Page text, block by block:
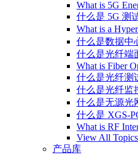
What is 5G
什么是 5G 测
What is a
什么是数据中
什么是光纤端
What is Fiber
什么是光纤测
什么是光纤监
什么是无源光
什么是 XGS-
What is RF
View All Topics
产品库